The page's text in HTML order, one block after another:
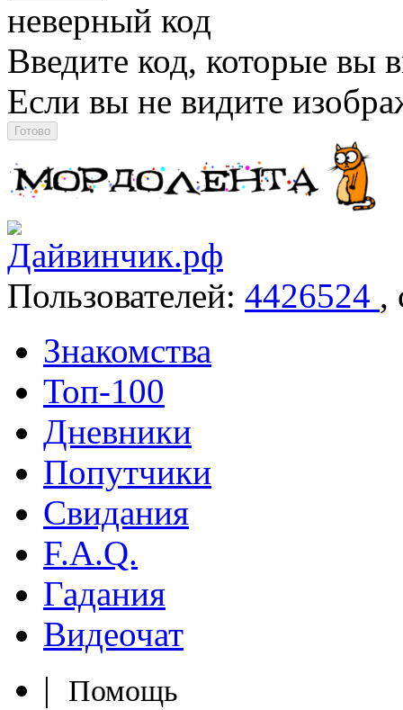
неверный код
Введите код, которые вы
Если вы не видите
Пользователей: 4426524 ,
Знакомства
Топ-100
Дневники
Попутчики
Свидания
F.A.Q.
Гадания
Видеочат
|
Помощь